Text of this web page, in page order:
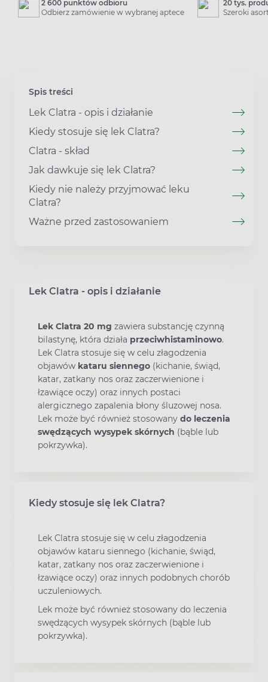
2 600 punktów odbioru
Odbierz zamówienie w wybranej aptece
20 tys.
Szeroki
Spis treści
Lek Clatra - opis i działanie
Kiedy stosuje się lek Clatra?
Clatra - skład
Jak dawkuje się lek Clatra?
Kiedy nie należy przyjmować leku
Clatra?
Ważne przed zastosowaniem
Lek Clatra - opis i działanie
Lek Clatra 20 mg zawiera substancję czynną
bilastynę, która działa przeciwhistaminowo.
Lek Clatra stosuje się w celu złagodzenia
objawów kataru siennego (kichanie, świąd,
katar, zatkany nos oraz zaczerwienione i
łzawiące oczy) oraz innych postaci
alergicznego zapalenia błony śluzowej nosa.
Lek może być również stosowany do leczenia
swędzących wysypek skórnych (bąble lub
pokrzywka).
Kiedy stosuje się lek Clatra?
Lek Clatra stosuje się w celu złagodzenia
objawów kataru siennego (kichanie, świąd,
katar, zatkany nos oraz zaczerwienione i
łzawiące oczy) oraz innych podobnych chorób
uczuleniowych.
Lek może być również stosowany do leczenia
swędzących wysypek skórnych (bąble lub
pokrzywka).